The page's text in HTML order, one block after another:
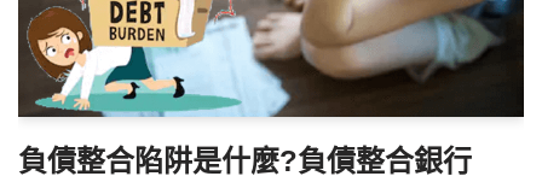
負債整合陷阱是什麼?負債整合銀行